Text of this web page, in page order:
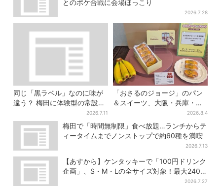
とのボケ合戦に会場ほっこり
2026.7.28
同じ「黒ラベル」なのに味が
違う？ 梅田に体験型の常設
店、“1人2杯まで”で0次会にも
便利
2026.7.11
「おさるのジョージ」のパン
＆スイーツ、大阪・兵庫・京
都限定で【きょうから】発売
スタート
2026.8.4
梅田で「時間無制限」食べ放題…ランチからテ
ィータイムまでノンストップで約60種を満喫
2026.7.13
【あすから】ケンタッキーで「100円ドリンク
企画」、S・M・Lの全サイズ対象！最大240円
2026.7.27